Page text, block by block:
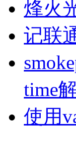
烽火
记联
time
使用